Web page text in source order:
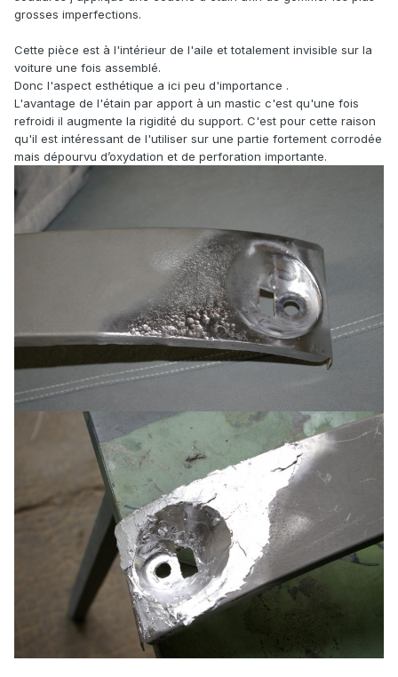
grosses imperfections.
Cette pièce est à l'intérieur de l'aile et totalement invisible sur la
voiture une fois assemblé.
Donc l'aspect esthétique a ici peu d'importance .
L'avantage de l'étain par apport à un mastic c'est qu'une fois
refroidi il augmente la rigidité du support. C'est pour cette raison
qu'il est intéressant de l'utiliser sur une partie fortement corrodée
mais dépourvu d’oxydation et de perforation importante.